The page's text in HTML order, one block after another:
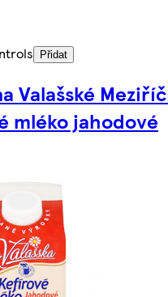
Přidat
Valašské
mléko jahodové